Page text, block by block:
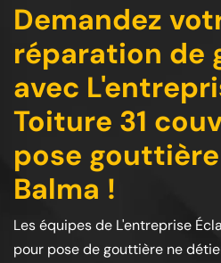
Demandez
réparation de
avec
Toiture 31
pose
Balma !
Les équipes de L'entreprise
pour pose de gouttière ne